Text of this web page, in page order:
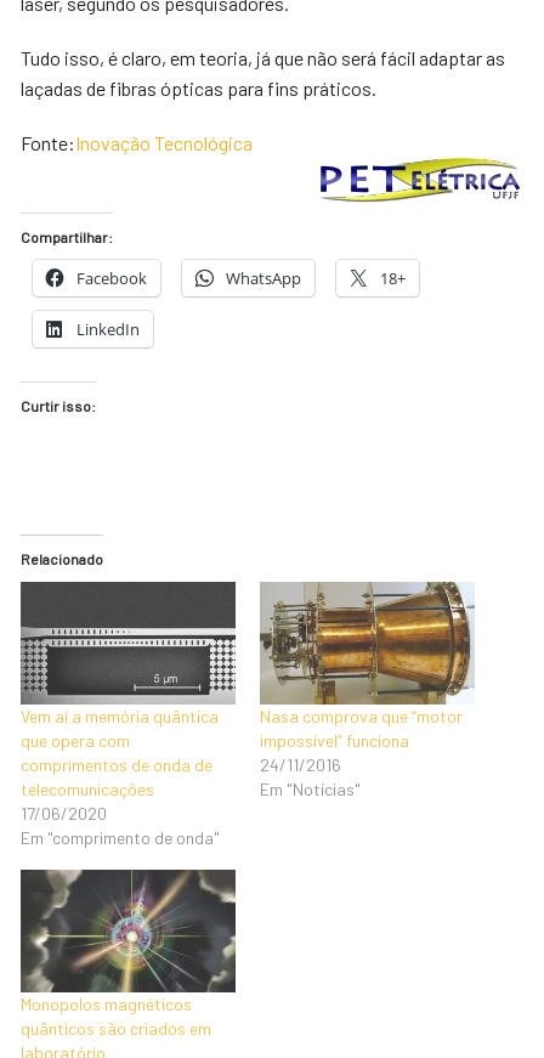
Tudo isso, é claro, em teoria, já que não será fácil adaptar as
laçadas de fibras ópticas para fins práticos.
Fonte:Inovação Tecnológica
Compartilhar:
Facebook WhatsApp 18+
LinkedIn
Curtir isso:
Relacionado
Vem aí a memória quântica
que opera com
comprimentos de onda de
telecomunicações
17/06/2020
Em "comprimento de onda"
Nasa comprova que “motor
impossível” funciona
24/11/2016
Em "Notícias"
Monopolos magnéticos
quânticos são criados em
laboratório